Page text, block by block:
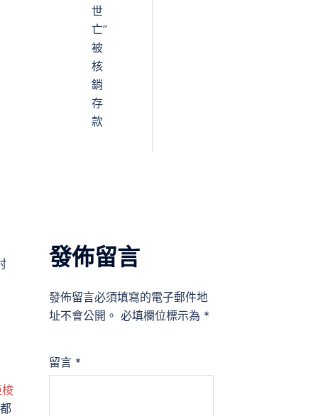
梭
世
亡”
被
核
銷
存
款
發佈留言
發佈留言必須填寫的電子郵件地
址不會公開。 必填欄位標示為 *
留言 *